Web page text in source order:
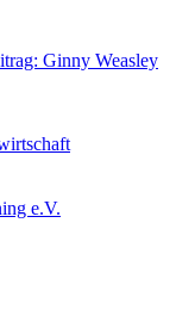
Ginny Weasley
e.V.